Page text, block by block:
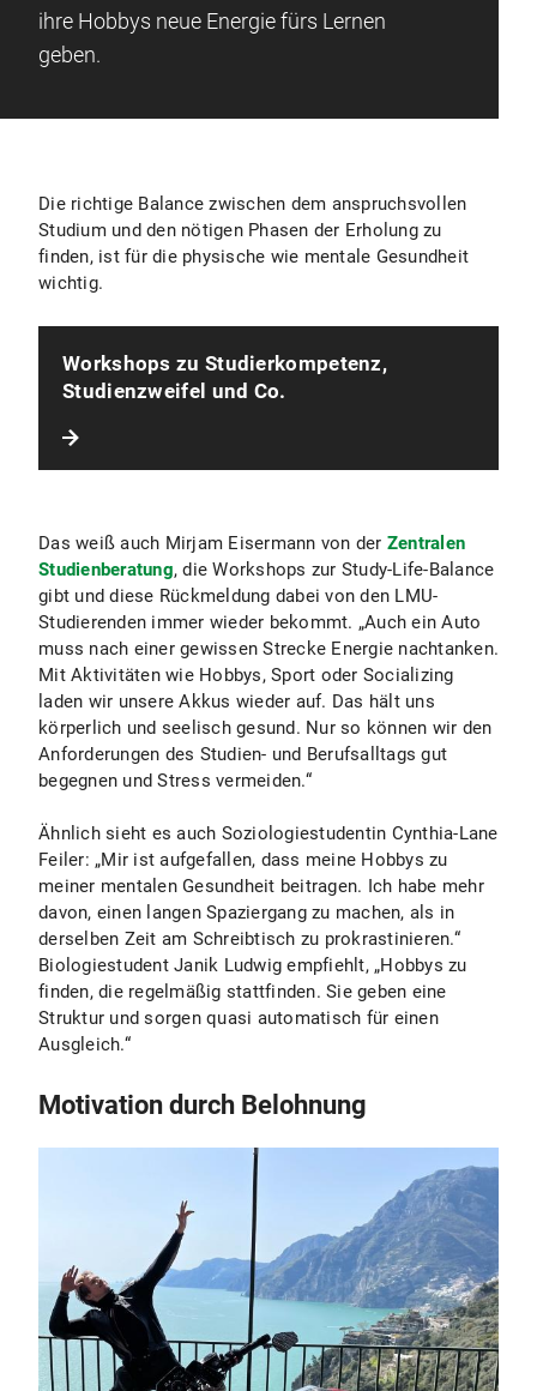
ihre Hobbys neue Energie fürs Lernen
geben.
Die richtige Balance zwischen dem anspruchsvollen
Studium und den nötigen Phasen der Erholung zu
finden, ist für die physische wie mentale Gesundheit
wichtig.
Workshops zu Studierkompetenz,
Studienzweifel und Co.
Das weiß auch Mirjam Eisermann von der Zentralen
Studienberatung, die Workshops zur Study-Life-Balance
gibt und diese Rückmeldung dabei von den LMU-
Studierenden immer wieder bekommt. „Auch ein Auto
muss nach einer gewissen Strecke Energie nachtanken.
Mit Aktivitäten wie Hobbys, Sport oder Socializing
laden wir unsere Akkus wieder auf. Das hält uns
körperlich und seelisch gesund. Nur so können wir den
Anforderungen des Studien- und Berufsalltags gut
begegnen und Stress vermeiden.“
Ähnlich sieht es auch Soziologiestudentin Cynthia-Lane
Feiler: „Mir ist aufgefallen, dass meine Hobbys zu
meiner mentalen Gesundheit beitragen. Ich habe mehr
davon, einen langen Spaziergang zu machen, als in
derselben Zeit am Schreibtisch zu prokrastinieren.“
Biologiestudent Janik Ludwig empfiehlt, „Hobbys zu
finden, die regelmäßig stattfinden. Sie geben eine
Struktur und sorgen quasi automatisch für einen
Ausgleich.“
Motivation durch Belohnung